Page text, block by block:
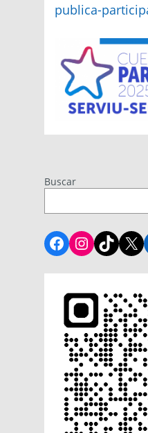
publica-
Buscar
Facebook
Instagram
TikTok
X